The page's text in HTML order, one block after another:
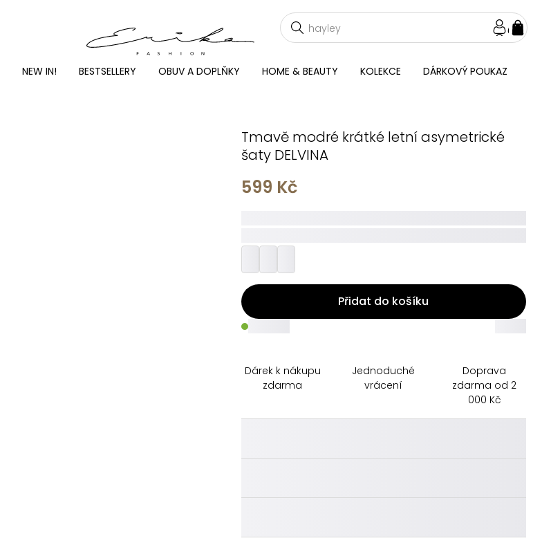
NEW IN! BESTSELLERY OBUV A DOPLŇKY HOME & BEAUTY KOLEKCE DÁRKOVÝ POUKAZ
Tmavě modré krátké letní asymetrické
šaty DELVINA
599 Kč
Přidat do košíku
_____
Dárek k nákupu
zdarma
Jednoduché
vrácení
Doprava
zdarma od 2
000 Kč